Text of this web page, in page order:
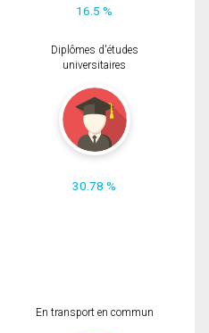
16.5 %
Diplômes d'études
universitaires
30.78 %
En transport en commun